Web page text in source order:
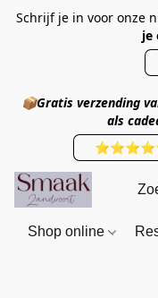
Schrijf je in voor onze
je
📦Gratis
als
Shop online